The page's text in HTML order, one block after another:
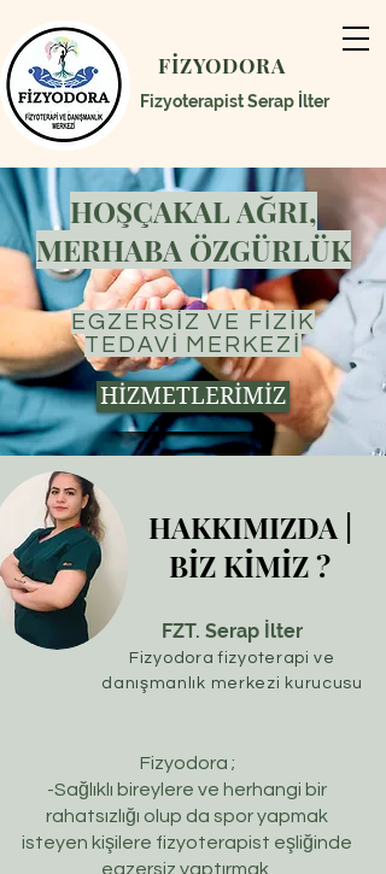
FİZYODORA
Fizyoterapist Serap İlter
HOŞÇAKAL AĞRI,
MERHABA ÖZGÜRLÜK
EGZERSİZ VE FİZİK
TEDAVİ MERKEZİ
HİZMETLERİMİZ
HAKKIMIZDA |
BİZ KİMİZ ?
FZT. Serap İlter
Fizyodora fizyoterapi ve
danışmanlık merkezi kurucusu
Fizyodora ;
-Sağlıklı bireylere ve herhangi bir
rahatsızlığı olup da spor yapmak
isteyen kişilere fizyoterapist eşliğinde
egzersiz yaptırmak,